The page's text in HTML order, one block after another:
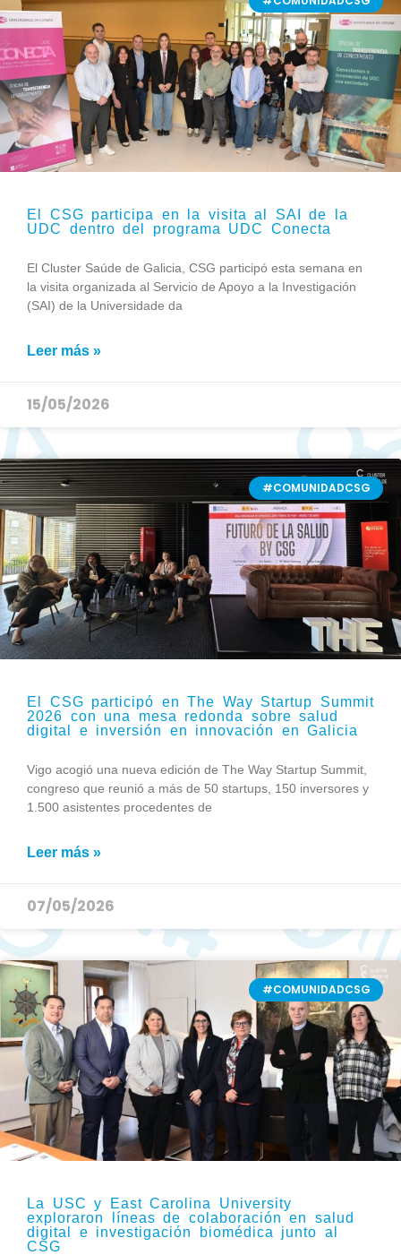
El CSG participa en la visita al SAI de la
UDC dentro del programa UDC Conecta
El Cluster Saúde de Galicia, CSG participó esta semana en
la visita organizada al Servicio de Apoyo a la Investigación
(SAI) de la Universidade da
Leer más »
15/05/2026
#COMUNIDADCSG
El CSG participó en The Way Startup Summit
2026 con una mesa redonda sobre salud
digital e inversión en innovación en Galicia
Vigo acogió una nueva edición de The Way Startup Summit,
congreso que reunió a más de 50 startups, 150 inversores y
1.500 asistentes procedentes de
Leer más »
07/05/2026
#COMUNIDADCSG
La USC y East Carolina University
exploraron líneas de colaboración en salud
digital e investigación biomédica junto al
CSG